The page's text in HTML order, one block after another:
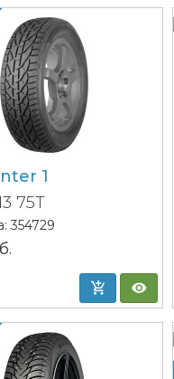
1
75T
354729